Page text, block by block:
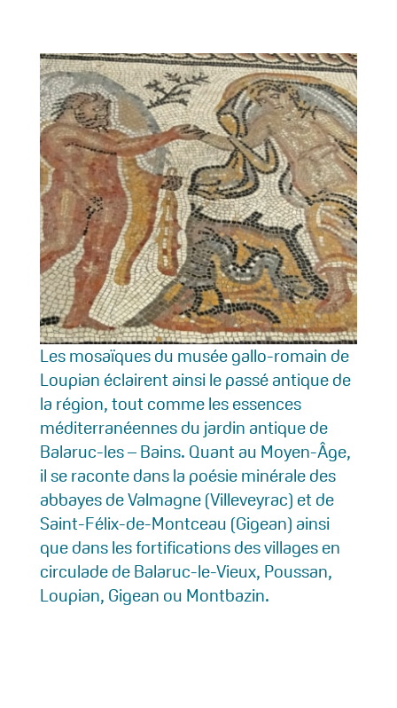
Les mosaïques du musée gallo-romain de
Loupian éclairent ainsi le passé antique de
la région, tout comme les essences
méditerranéennes du jardin antique de
Balaruc-les – Bains. Quant au Moyen-Âge,
il se raconte dans la poésie minérale des
abbayes de Valmagne (Villeveyrac) et de
Saint-Félix-de-Montceau (Gigean) ainsi
que dans les fortifications des villages en
circulade de Balaruc-le-Vieux, Poussan,
Loupian, Gigean ou Montbazin.